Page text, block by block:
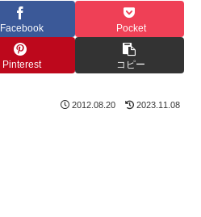
Facebook Pocket
Pinterest コピー
2012.08.20 2023.11.08